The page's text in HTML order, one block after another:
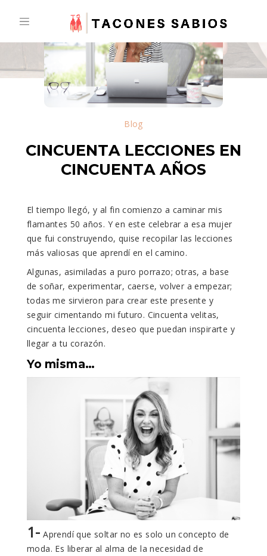
Blog
CINCUENTA LECCIONES EN
CINCUENTA AÑOS
El tiempo llegó, y al fin comienzo a caminar mis
flamantes 50 años. Y en este celebrar a esa mujer
que fui construyendo, quise recopilar las lecciones
más valiosas que aprendí en el camino.
Algunas, asimiladas a puro porrazo; otras, a base
de soñar, experimentar, caerse, volver a empezar;
todas me sirvieron para crear este presente y
seguir cimentando mi futuro. Cincuenta velitas,
cincuenta lecciones, deseo que puedan inspirarte y
llegar a tu corazón.
Yo misma…
1- Aprendí que soltar no es solo un concepto de
moda. Es liberar al alma de la necesidad de